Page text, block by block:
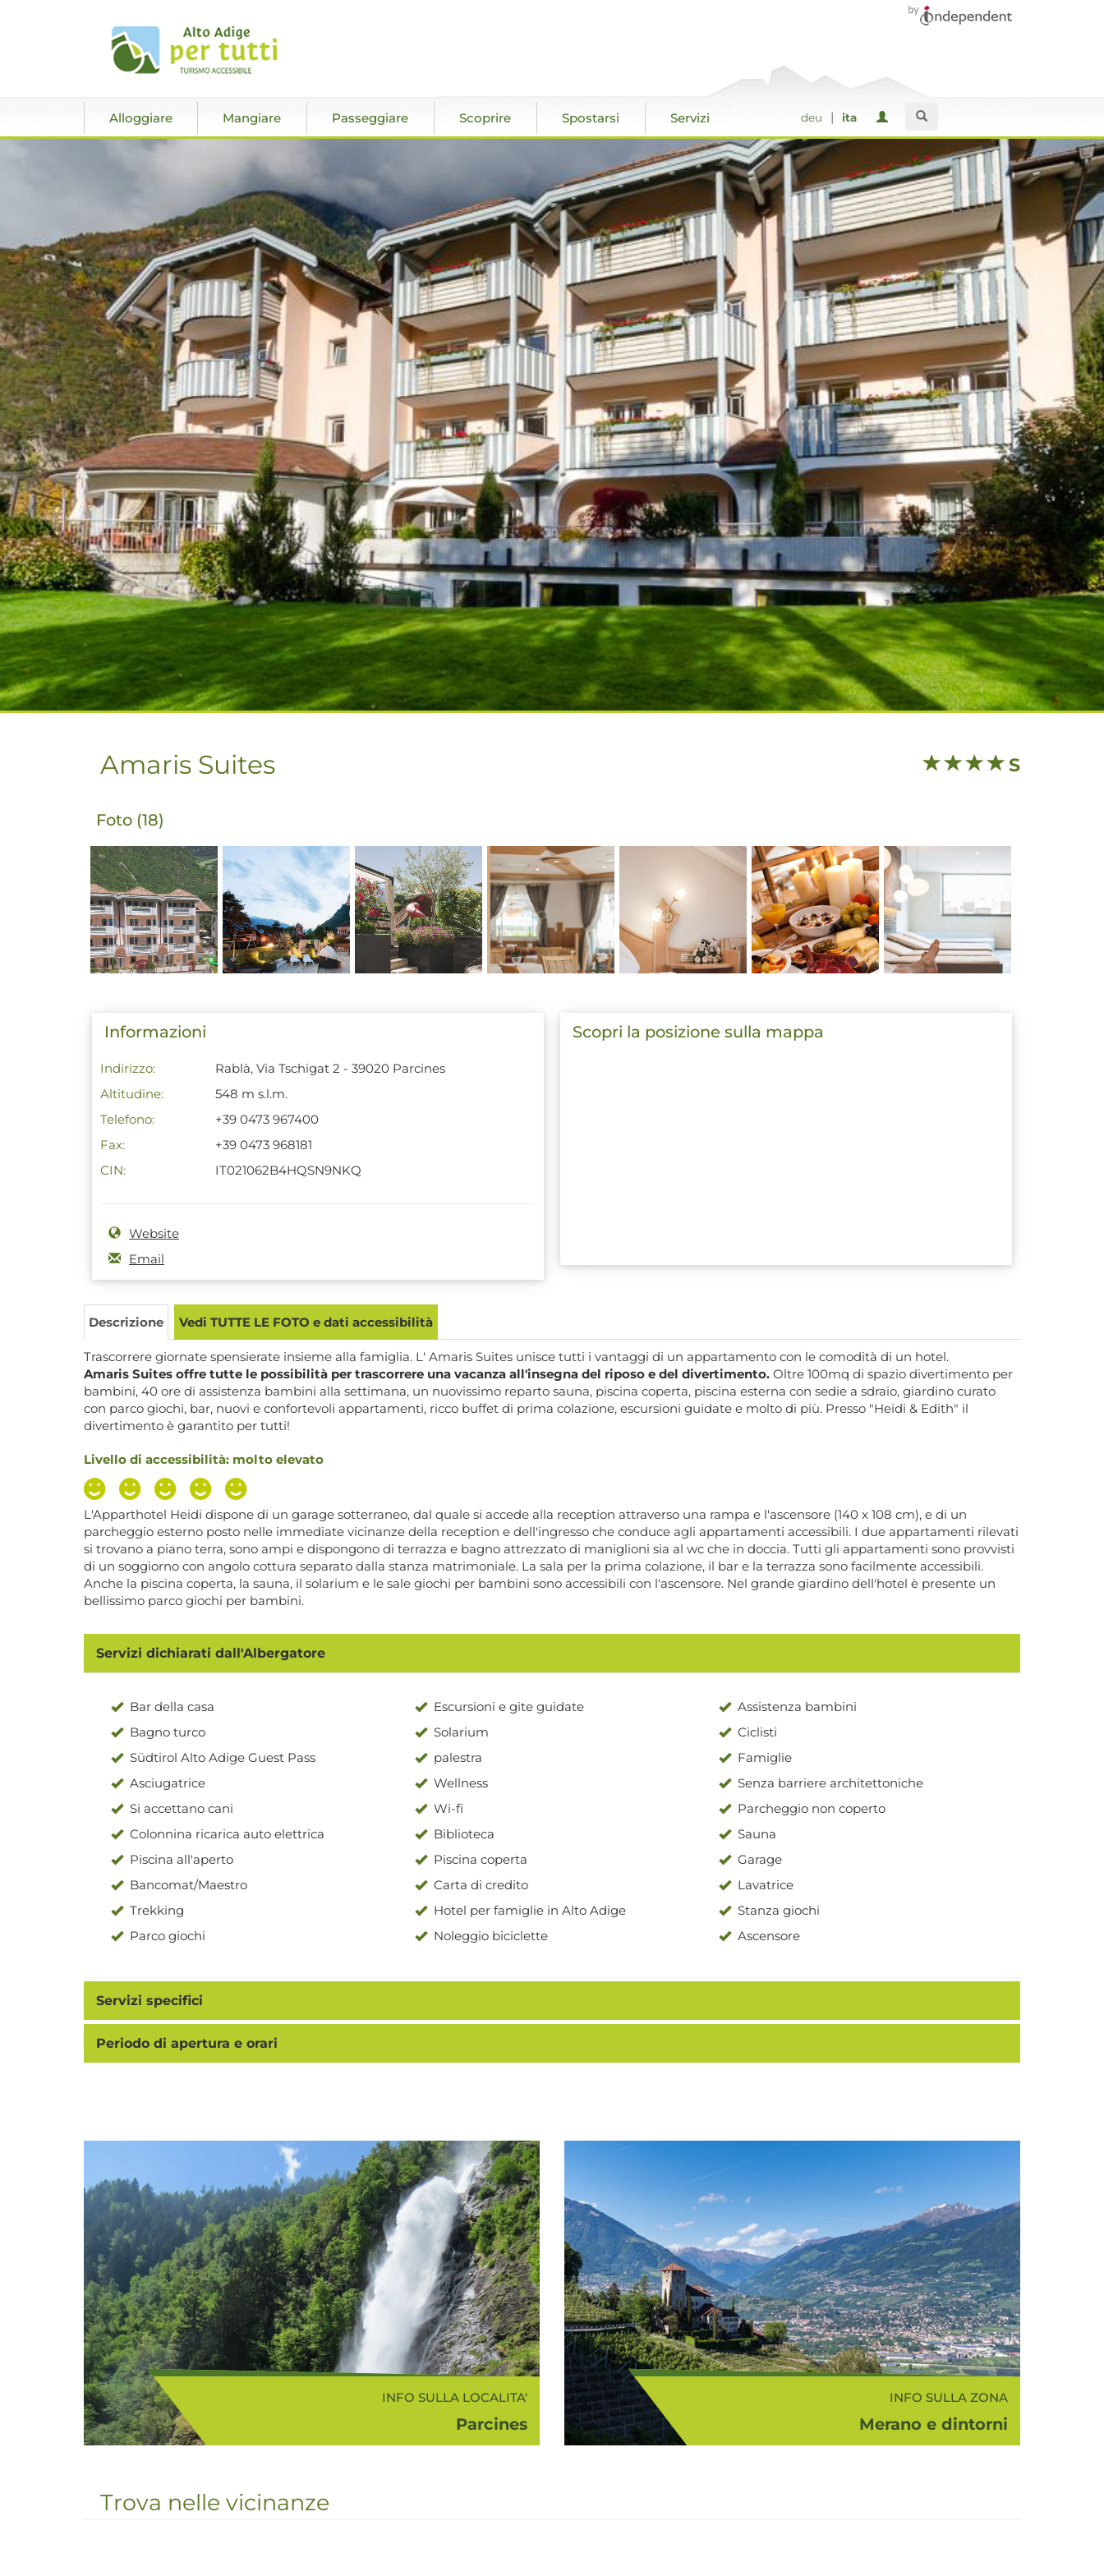
Alloggiare Mangiare Passeggiare Scoprire Spostarsi Servizi deu | ita
Amaris Suites S
Foto (18)
Informazioni
Indirizzo:
Rablà, Via Tschigat 2 - 39020 Parcines
Altitudine:
548 m s.l.m.
Telefono:
+39 0473 967400
Fax:
+39 0473 968181
CIN:
IT021062B4HQSN9NKQ
Website
Email
Scopri la posizione sulla mappa
Descrizione Vedi TUTTE LE FOTO e dati accessibilità
Trascorrere giornate spensierate insieme alla famiglia. L' Amaris Suites unisce tutti i vantaggi di un appartamento con le comodità di un hotel.
Amaris Suites offre tutte le possibilità per trascorrere una vacanza all'insegna del riposo e del divertimento. Oltre 100mq di spazio divertimento per
bambini, 40 ore di assistenza bambini alla settimana, un nuovissimo reparto sauna, piscina coperta, piscina esterna con sedie a sdraio, giardino curato
con parco giochi, bar, nuovi e confortevoli appartamenti, ricco buffet di prima colazione, escursioni guidate e molto di più. Presso "Heidi & Edith" il
divertimento è garantito per tutti!
Livello di accessibilità: molto elevato
L'Apparthotel Heidi dispone di un garage sotterraneo, dal quale si accede alla reception attraverso una rampa e l'ascensore (140 x 108 cm), e di un
parcheggio esterno posto nelle immediate vicinanze della reception e dell'ingresso che conduce agli appartamenti accessibili. I due appartamenti rilevati
si trovano a piano terra, sono ampi e dispongono di terrazza e bagno attrezzato di maniglioni sia al wc che in doccia. Tutti gli appartamenti sono provvisti
di un soggiorno con angolo cottura separato dalla stanza matrimoniale. La sala per la prima colazione, il bar e la terrazza sono facilmente accessibili.
Anche la piscina coperta, la sauna, il solarium e le sale giochi per bambini sono accessibili con l'ascensore. Nel grande giardino dell'hotel è presente un
bellissimo parco giochi per bambini.
Servizi dichiarati dall'Albergatore
Bar della casa Escursioni e gite guidate
Assistenza bambini
Bagno turco
Solarium
Ciclisti
Südtirol Alto Adige Guest Pass
palestra
Famiglie
Asciugatrice
Wellness
Senza barriere architettoniche
Si accettano cani
Wi-fi
Parcheggio non coperto
Colonnina ricarica auto elettrica
Biblioteca
Sauna
Piscina all'aperto
Piscina coperta
Garage
Bancomat/Maestro
Carta di credito
Lavatrice
Trekking
Hotel per famiglie in Alto Adige
Stanza giochi
Parco giochi
Noleggio biciclette Ascensore
Servizi specifici
Periodo di apertura e orari
INFO SULLA LOCALITA'
Parcines
soleggiata alle pendici del Gruppo del Tessa.
Proprio sopra il paese si può ammirare...
INFO SULLA ZONA
Merano e dintorni
Trova nelle vicinanze